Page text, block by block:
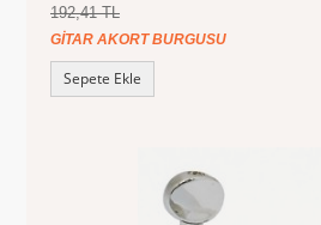
192,41 TL
GITAR AKORT BURGUSU
Sepete Ekle